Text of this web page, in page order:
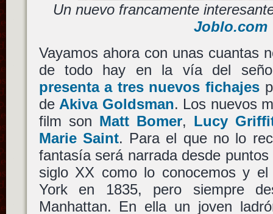
Un nuevo francamente
Joblo.com
Vayamos ahora con unas cuantas
de todo hay en la vía del
presenta a tres nuevos fichajes
de Akiva Goldsman. Los nuevos
film son Matt Bomer, Lucy
Marie Saint. Para el que no lo
fantasía será narrada desde
siglo XX como lo conocemos y
York en 1835, pero siempre
Manhattan. En ella un joven